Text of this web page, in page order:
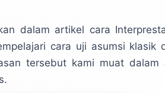
dalam artikel cara
cara uji asumsi klasik
tersebut kami muat